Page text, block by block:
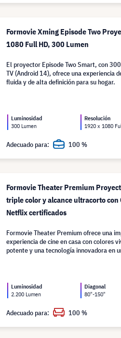
Formovie Xming Episode Two
1080 Full HD, 300 Lumen
El proyector Episode Two Smart, con
TV (Android 14), ofrece una experiencia
fluida y de alta definición para su hogar.
Luminosidad
300 Lumen
Resolución
1920 x 1080
Adecuado para: 100 %
Formovie Theater Premium
triple color y alcance ultracorto con
Netflix certificados
Formovie Theater Premium ofrece una
experiencia de cine en casa con colores
potente y una tecnología innovadora en
Luminosidad
2.200 Lumen
Diagonal
80"-150"
Adecuado para: 100 %